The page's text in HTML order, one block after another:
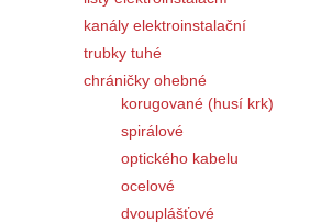
kanály elektroinstalační
trubky tuhé
chráničky ohebné
korugované (husí krk)
spirálové
optického kabelu
ocelové
dvouplášťové